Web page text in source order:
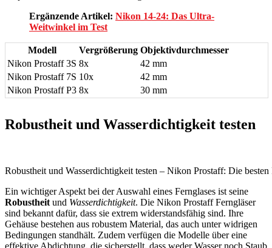
Ergänzende Artikel: Nikon 14-24: Das Ultra-
Weitwinkel im Test
Modell Vergrößerung Objektivdurchmesser
Nikon Prostaff 3S 8x
42 mm
Nikon Prostaff 7S 10x
42 mm
Nikon Prostaff P3 8x 30 mm
Robustheit und Wasserdichtigkeit testen
Robustheit und Wasserdichtigkeit testen – Nikon Prostaff: Die
Ein wichtiger Aspekt bei der Auswahl eines Fernglases ist seine
Robustheit und Wasserdichtigkeit. Die Nikon Prostaff Ferngläser
sind bekannt dafür, dass sie extrem widerstandsfähig sind. Ihre
Gehäuse bestehen aus robustem Material, das auch unter widrigen
Bedingungen standhält. Zudem verfügen die Modelle über eine
effektive Abdichtung, die sicherstellt, dass weder Wasser noch Staub